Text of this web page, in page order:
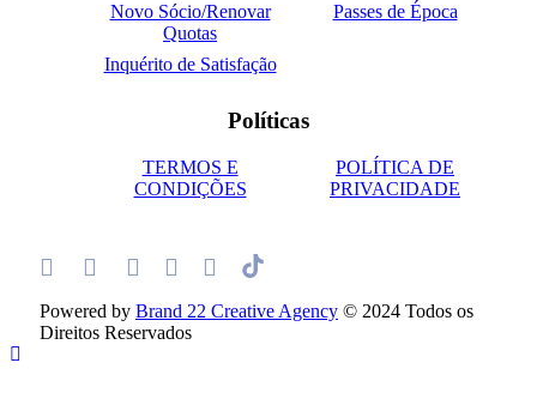
Novo Sócio/Renovar
Quotas
Passes de Época
Inquérito de Satisfação
Políticas
TERMOS E
CONDIÇÕES
POLÍTICA DE
PRIVACIDADE
Powered by Brand 22 Creative Agency © 2024 Todos os
Direitos Reservados